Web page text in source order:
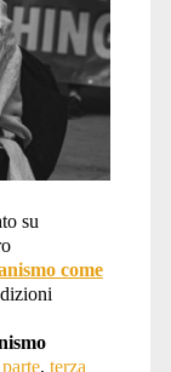
su
come
, terza